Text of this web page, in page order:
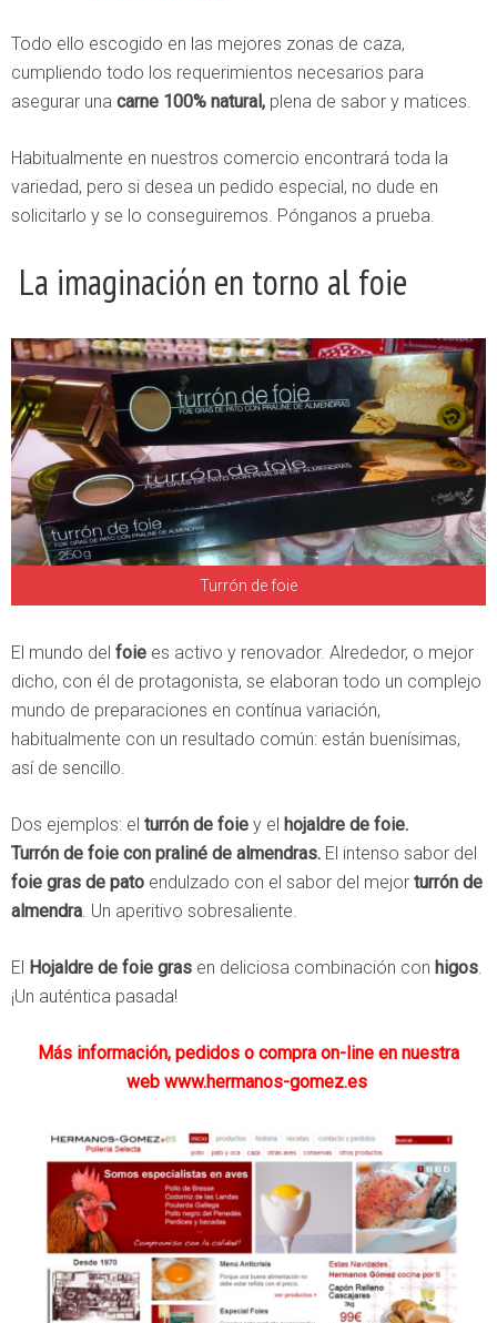
Todo ello escogido en las mejores zonas de caza,
cumpliendo todo los requerimientos necesarios para
asegurar una carne 100% natural, plena de sabor y matices.
Habitualmente en nuestros comercio encontrará toda la
variedad, pero si desea un pedido especial, no dude en
solicitarlo y se lo conseguiremos. Pónganos a prueba.
La imaginación en torno al foie
Turrón de foie
El mundo del foie es activo y renovador. Alrededor, o mejor
dicho, con él de protagonista, se elaboran todo un complejo
mundo de preparaciones en contínua variación,
habitualmente con un resultado común: están buenísimas,
así de sencillo.
Dos ejemplos: el turrón de foie y el hojaldre de foie.
Turrón de foie con praliné de almendras. El intenso sabor del
foie gras de pato endulzado con el sabor del mejor turrón de
almendra. Un aperitivo sobresaliente.
El Hojaldre de foie gras en deliciosa combinación con higos.
¡Un auténtica pasada!
Más información, pedidos o compra on-line en nuestra
web www.hermanos-gomez.es